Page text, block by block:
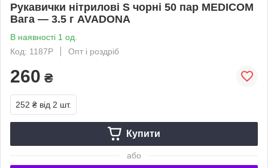
Рукавички нітрилові S чорні 50 пар MEDICOM
Вага — 3.5 г AVADONA
В наявності 1 од.
Код: 1187P
Опт і роздріб
260 ₴
252 ₴ від 2 шт.
Купити
або